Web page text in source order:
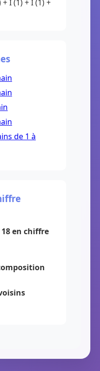
+ I (1) + I (1) +
de 1 à
en chiffre